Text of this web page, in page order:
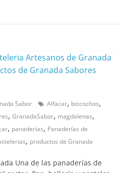
Sabor Alfacar, bizcochos,
, GranadaSabor, magdalenas,
, panaderias, Panaderías de
, productos de Granada
Una de las panaderías de